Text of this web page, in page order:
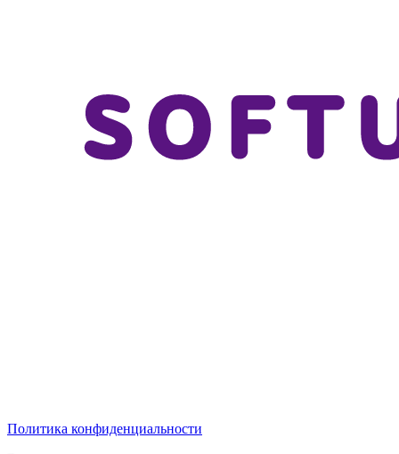
Политика конфиденциальности